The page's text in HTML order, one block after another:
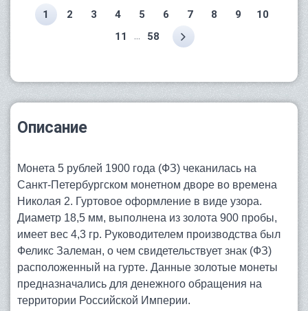
1 2 3 4 5 6 7 8 9
10
11
58
Описание
Монета 5 рублей 1900 года (ФЗ) чеканилась на
Санкт-Петербургском монетном дворе во времена
Николая 2. Гуртовое оформление в виде узора.
Диаметр 18,5 мм, выполнена из золота 900 пробы,
имеет вес 4,3 гр. Руководителем производства был
Феликс Залеман, о чем свидетельствует знак (ФЗ)
расположенный на гурте. Данные золотые монеты
предназначались для денежного обращения на
территории Российской Империи.